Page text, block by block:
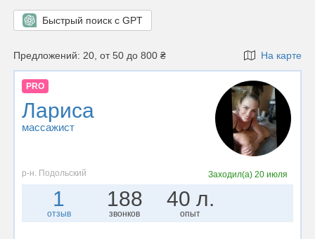
Быстрый поиск с GPT
Предложений: 20, от 50 до 800 ₴ На карте
PRO
Лариса
массажист
р-н. Подольский Заходил(а)20 июля
1
отзыв
188
звонков
40 л.
опыт